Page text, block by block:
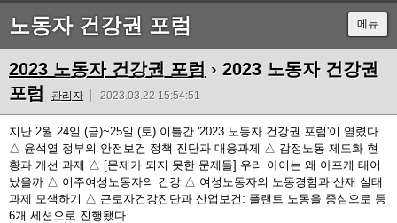
노동자 건강권 포럼 메뉴
2023 노동자 건강권 포럼 › 2023 노동자 건강권
포럼
관리자 2023.03.22 15:54:51
지난 2월 24일 (금)~25일 (토) 이틀간 '2023 노동자 건강권 포럼'이 열렸다.
△ 윤석열 정부의 안전보건 정책 진단과 대응과제 △ 감정노동 제도화 현
황과 개선 과제 △ [문제가 되지 못한 문제들] 우리 아이는 왜 아프게 태어
났을까 △ 이주여성노동자의 건강 △ 여성노동자의 노동경험과 산재 실태
과제 모색하기 △ 근로자건강진단과 산업보건: 플랜트 노동을 중심으로 등
6개 세션으로 진행됐다.